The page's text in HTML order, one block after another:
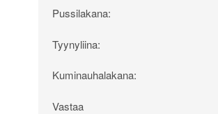
Pussilakana:
Tyynyliina:
Kuminauhalakana:
Vastaa